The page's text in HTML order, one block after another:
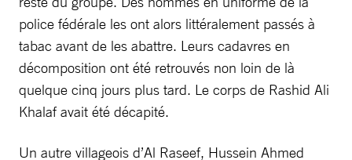
police fédérale les ont alors littéralement passés à
tabac avant de les abattre. Leurs cadavres en
décomposition ont été retrouvés non loin de là
quelque cinq jours plus tard. Le corps de Rashid Ali
Khalaf avait été décapité.
Un autre villageois d’Al Raseef, Hussein Ahmed